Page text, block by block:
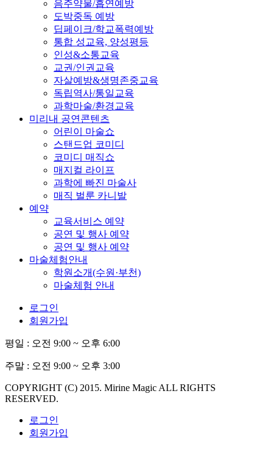
음주약물/흡연예방
도박중독 예방
딥페이크/학교폭력예방
통합 성교육, 양성평등
인성&소통교육
교권/인권교육
자살예방&생명존중교육
독립역사/통일교육
과학마술/환경교육
미리내 공연콘텐츠
어린이 마술쇼
스탠드업 코미디
코미디 매직쇼
매지컬 라이프
과학에 빠진 마술사
매직 벌룬 카니발
예약
교육서비스 예약
공연 및 행사 예약
공연 및 행사 예약
마술체험안내
학원소개(수원·부천)
마술체험 안내
로그인
회원가입
평일 : 오전 9:00 ~ 오후 6:00
주말 : 오전 9:00 ~ 오후 3:00
COPYRIGHT (C) 2015. Mirine Magic ALL RIGHTS
RESERVED.
로그인
회원가입